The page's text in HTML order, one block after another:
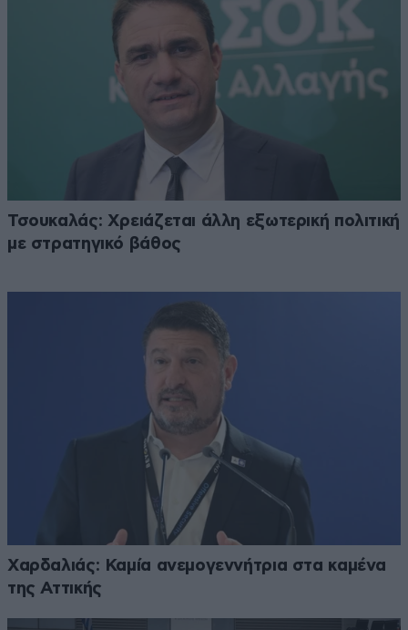
Τσουκαλάς: Xρειάζεται άλλη εξωτερική πολιτική
με στρατηγικό βάθος
Χαρδαλιάς: Καμία ανεμογεννήτρια στα καμένα
της Αττικής